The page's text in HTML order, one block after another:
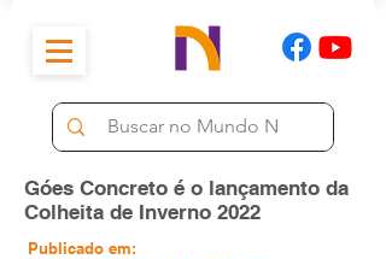
Góes Concreto é o lançamento da
Colheita de Inverno 2022
Publicado em: